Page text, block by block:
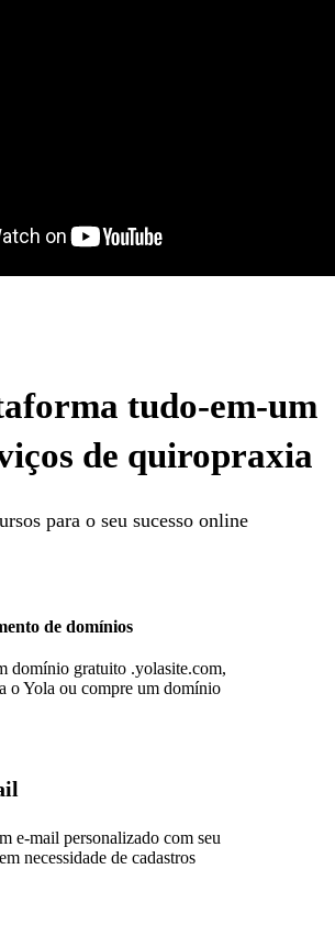
tudo-em-um
de quiropraxia
para o seu sucesso online
de domínios
domínio gratuito .yolasite.com,
o Yola ou compre um domínio
e-mail personalizado com seu
necessidade de cadastros